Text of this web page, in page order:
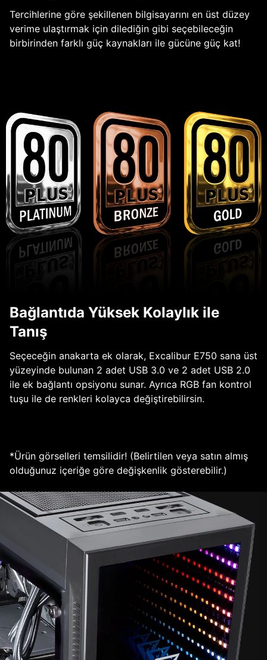
Tercihlerine göre şekillenen bilgisayarını en üst düzey
verime ulaştırmak için dilediğin gibi seçebileceğin
birbirinden farklı güç kaynakları ile gücüne güç kat!
Bağlantıda Yüksek Kolaylık ile
Tanış
Seçeceğin anakarta ek olarak, Excalibur E750 sana üst
yüzeyinde bulunan 2 adet USB 3.0 ve 2 adet USB 2.0
ile ek bağlantı opsiyonu sunar. Ayrıca RGB fan kontrol
tuşu ile de renkleri kolayca değiştirebilirsin.
*Ürün görselleri temsilidir! (Belirtilen veya satın almış
olduğunuz içeriğe göre değişkenlik gösterebilir.)